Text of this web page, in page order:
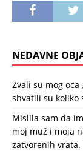
NEDAVNE
Zvali su mog oca
shvatili su koliko
Mislila sam da
moj muž i moja
zatvorenih vrata.